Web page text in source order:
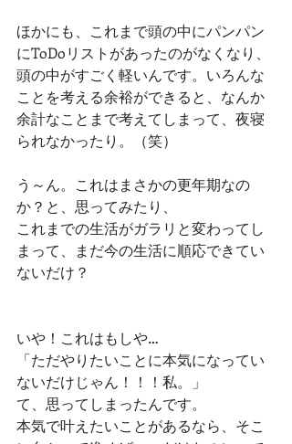
ほかにも、これまで頭の中にパンパン
にToDoリストがあったのがなくなり、
頭の中がすごく軽いんです。いろんな
ことを考える余裕ができると、なんか
余計なことまで考えてしまって、夜寝
られなかったり。（笑）
う～ん。これはまさかの更年期なの
か？と、思ってみたり、
これまでの生活がガラリと変わってし
まって、まだ今の生活に順応できてい
ないだけ？
いや！これはもしや…
「ただやりたいことに本気になってい
ないだけじゃん！！！私。」
て、思ってしまったんです。
本気で叶えたいことがあるなら、そこ